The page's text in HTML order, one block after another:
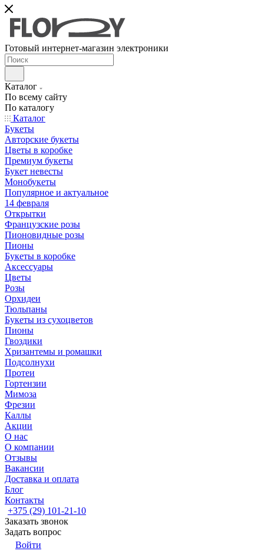
Готовый интернет-магазин электроники
Каталог
По всему сайту
По каталогу
Каталог
Букеты
Авторские букеты
Цветы в коробке
Премиум букеты
Букет невесты
Монобукеты
Популярное и актуальное
14 февраля
Открытки
Французские розы
Пионовидные розы
Пионы
Букеты в коробке
Аксессуары
Цветы
Розы
Орхидеи
Тюльпаны
Букеты из сухоцветов
Пионы
Гвоздики
Хризантемы и ромашки
Подсолнухи
Протеи
Гортензии
Мимоза
Фрезии
Каллы
Акции
О нас
О компании
Отзывы
Вакансии
Доставка и оплата
Блог
Контакты
+375 (29) 101-21-10
Заказать звонок
Задать вопрос
Войти